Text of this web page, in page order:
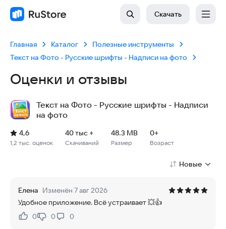
Скачать
Главная Каталог
Полезные инструменты
Текст на Фото - Русские шрифты - Надписи на фото
Оценки и отзывы
Текст на Фото - Русские шрифты - Надписи
на фото
Рейтинг: 4,6, 1,2 тыс. оценок
Скачиваний: 40 тыс +
Размер файла: 48.3 MB
Возрастное ограничение: 48.3 MB
1,2 тыс. оценок
4,6
Скачиваний
40 тыс +
Размер
48.3 MB
Возраст
0+
Новые
Елена Изменён 7 авг 2026
Удобное приложение. Всё устраивает 💥👍
Нравится:
0Не нравится:
0 0